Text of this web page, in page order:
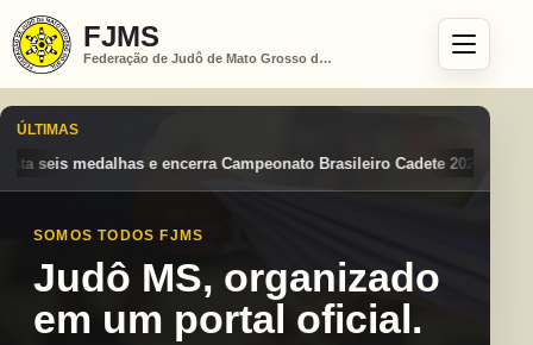
FJMS
Federação de Judô de Mato Grosso do Sul
ÚLTIMAS
Brasileiro Cadete 2026 entre os destaques nacionais Mato
SOMOS TODOS FJMS
Judô MS, organizado
em um portal oficial.